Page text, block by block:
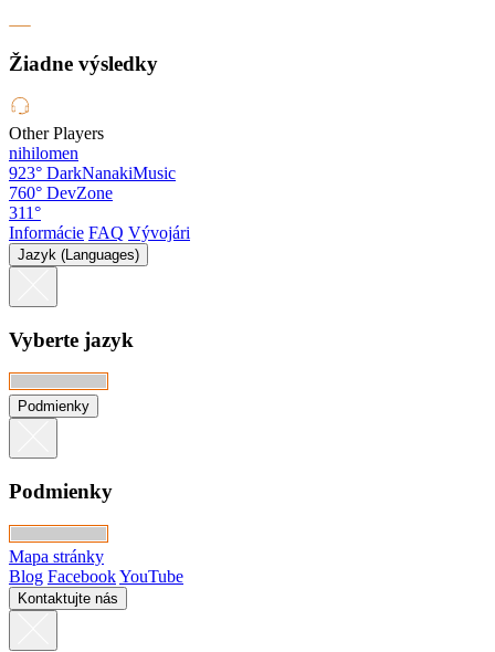
Žiadne výsledky
Other Players
nihilomen
923° DarkNanakiMusic
760° DevZone
311°
Informácie FAQ Vývojári
Jazyk (Languages)
Vyberte jazyk
Podmienky
Podmienky
Mapa stránky
Blog FacebookYouTube
Kontaktujte nás